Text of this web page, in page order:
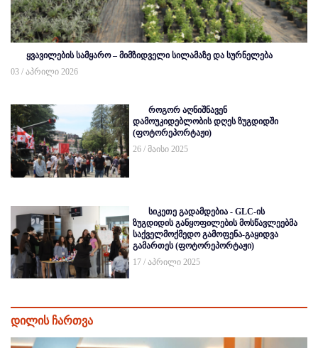
ყვავილების სამყარო – მიმზიდველი სილამაზე და სურნელება
03 / აპრილი 2026
როგორ აღნიშნავენ
დამოუკიდებლობის დღეს ზუგდიდში
(ფოტორეპორტაჟი)
26 / მაისი 2025
სიკეთე გადამდებია - GLC-ის
ზუგდიდის განყოფილების მოსწავლეებმა
საქველმოქმედო გამოფენა-გაყიდვა
გამართეს (ფოტორეპორტაჟი)
17 / აპრილი 2025
დილის ჩართვა